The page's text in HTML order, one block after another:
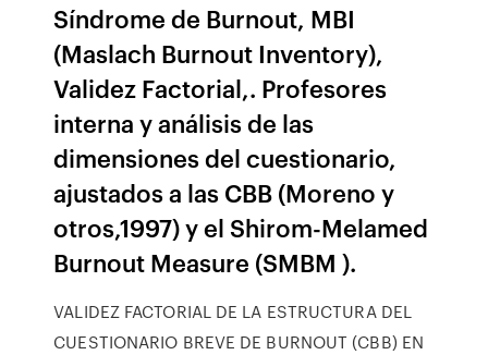
Síndrome de Burnout, MBI
(Maslach Burnout Inventory),
Validez Factorial,. Profesores
interna y análisis de las
dimensiones del cuestionario,
ajustados a las CBB (Moreno y
otros,1997) y el Shirom-Melamed
Burnout Measure (SMBM ).
VALIDEZ FACTORIAL DE LA ESTRUCTURA DEL
CUESTIONARIO BREVE DE BURNOUT (CBB) EN